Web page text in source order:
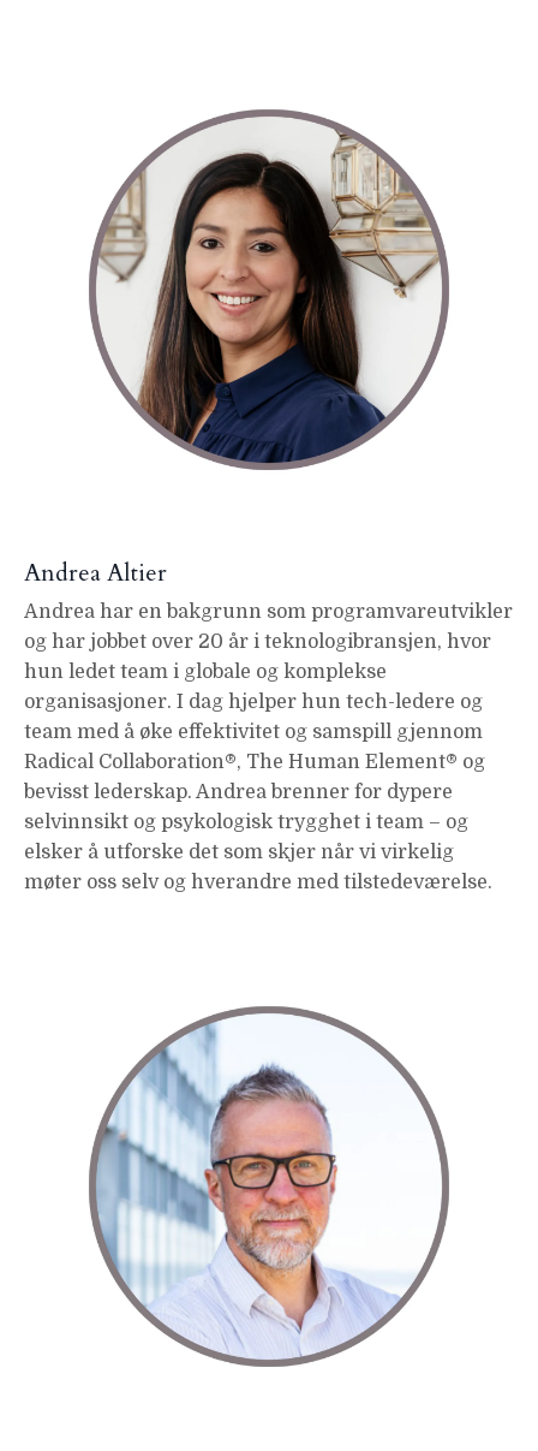
Andrea Altier
Andrea har en bakgrunn som programvareutvikler
og har jobbet over 20 år i teknologibransjen, hvor
hun ledet team i globale og komplekse
organisasjoner. I dag hjelper hun tech-ledere og
team med å øke effektivitet og samspill gjennom
Radical Collaboration®, The Human Element® og
bevisst lederskap. Andrea brenner for dypere
selvinnsikt og psykologisk trygghet i team – og
elsker å utforske det som skjer når vi virkelig
møter oss selv og hverandre med tilstedeværelse.